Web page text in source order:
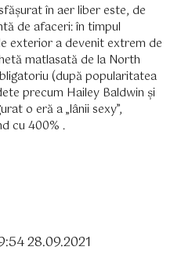
în aer liber este, de
de afaceri: în timpul
exterior a devenit extrem de
matlasată de la North
(după popularitatea
precum Hailey Baldwin și
o eră a „lânii sexy”,
cu 400% .
28.09.2021